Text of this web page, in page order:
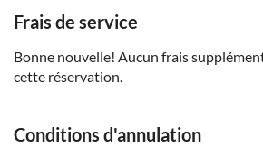
Frais de service
Bonne nouvelle! Aucun frais
cette réservation.
Conditions d'annulation